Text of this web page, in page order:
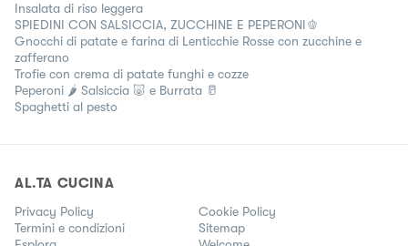
Insalata di riso leggera
SPIEDINI CON SALSICCIA, ZUCCHINE E PEPERONI🫑
Gnocchi di patate e farina di Lenticchie Rosse con zucchine e
zafferano
Trofie con crema di patate funghi e cozze
Peperoni 🌶 Salsiccia 🐷 e Burrata 🥛
Spaghetti al pesto
AL.TA CUCINA
Privacy Policy
Cookie Policy
Termini e condizioni
Sitemap